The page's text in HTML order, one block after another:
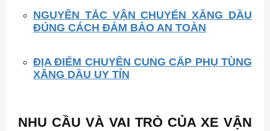
NGUYÊN TẮC VẬN CHUYỂN XĂNG DẦU
ĐÚNG CÁCH ĐẢM BẢO AN TOÀN
ĐỊA ĐIỂM CHUYÊN CUNG CẤP PHỤ TÙNG
XĂNG DẦU UY TÍN
NHU CẦU VÀ VAI TRÒ CỦA XE VẬN